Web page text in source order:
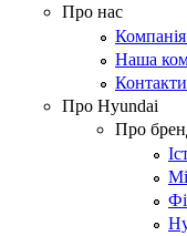
Про нас
Наша
Контакти
Про Hyundai
Про